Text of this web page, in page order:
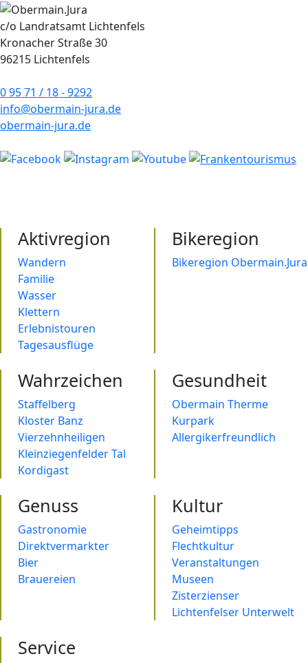
c/o Landratsamt Lichtenfels
Kronacher Straße 30
96215 Lichtenfels
0 95 71 / 18 - 9292
info@obermain-jura.de
obermain-jura.de
Aktivregion
Wandern
Familie
Wasser
Klettern
Erlebnistouren
Tagesausflüge
Bikeregion
Bikeregion Obermain.Jura
Wahrzeichen
Staffelberg
Kloster Banz
Vierzehnheiligen
Kleinziegenfelder Tal
Kordigast
Gesundheit
Obermain Therme
Kurpark
Allergikerfreundlich
Genuss
Gastronomie
Direktvermarkter
Bier
Brauereien
Kultur
Geheimtipps
Flechtkultur
Veranstaltungen
Museen
Zisterzienser
Lichtenfelser Unterwelt
Service